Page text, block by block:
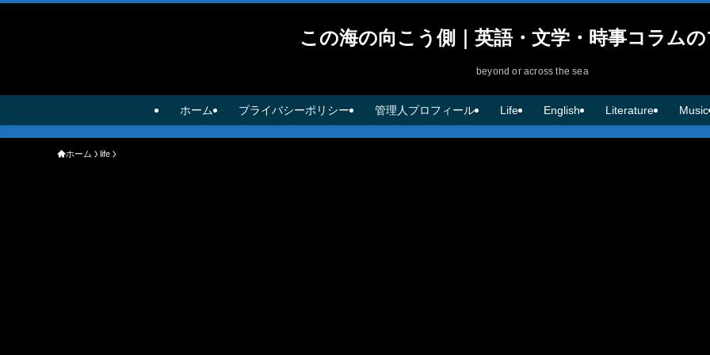
この海の向こう側｜英語・文学・時事コラム
beyond or across the sea
ホーム プライバシーポリシー 管理人プロフィール Life English Literature Music
ホーム life